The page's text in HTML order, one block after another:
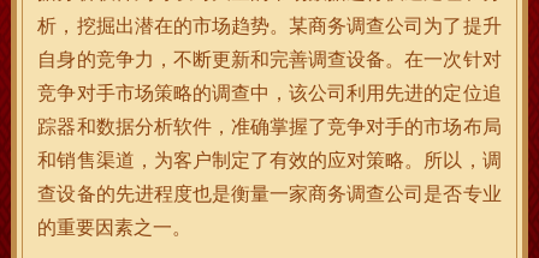
析，挖掘出潜在的市场趋势。某商务调查公司为了提升
自身的竞争力，不断更新和完善调查设备。在一次针对
竞争对手市场策略的调查中，该公司利用先进的定位追
踪器和数据分析软件，准确掌握了竞争对手的市场布局
和销售渠道，为客户制定了有效的应对策略。所以，调
查设备的先进程度也是衡量一家商务调查公司是否专业
的重要因素之一。